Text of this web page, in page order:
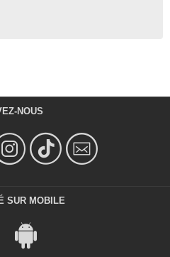
NOUS
SUR MOBILE